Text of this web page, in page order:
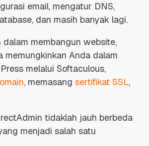
email, mengatur DNS,
dan masih banyak lagi.
dalam membangun website,
memungkinkan Anda dalam
melalui Softaculous,
, memasang sertifikat SSL,
tidaklah jauh berbeda
menjadi salah satu